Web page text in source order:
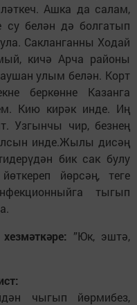
Ашка да салам,
су белән дә болгатып
Сакланганны Ходай
кичә Арча районы
улым белән. Корт
беркөнне Казанга
Кию кирәк инде. Иң
Узгынчы чир, безнең
инде.Жылы дисәң
бик сак булу
йөрсәң, теге
тыгып
”Юк, эштә,
чыгып йөрмибез,